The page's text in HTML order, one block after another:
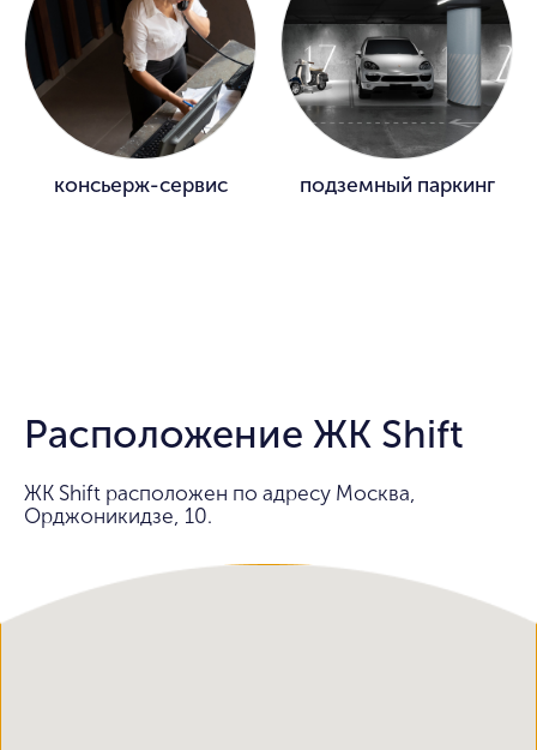
консьерж-сервис подземный паркинг
Расположение ЖК Shift
ЖК Shift расположен по адресу Москва,
Орджоникидзе, 10.